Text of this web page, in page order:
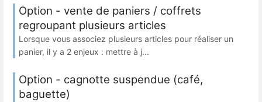
Option - vente de paniers / coffrets
regroupant plusieurs articles
Lorsque vous associez plusieurs articles pour réaliser un
panier, il y a 2 enjeux : mettre à j...
Option - cagnotte suspendue (café,
baguette)